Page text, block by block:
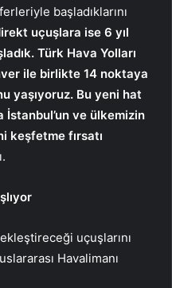
başladıklarını
uçuşlara ise 6 yıl
Türk Hava Yolları
ile birlikte 14 noktaya
yaşıyoruz. Bu yeni hat
ve ülkemizin
keşfetme fırsatı
uçuşlarını
Havalimanı